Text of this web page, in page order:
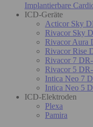
Implantierbare
ICD-Geräte
Acticor Sky
Rivacor Sky
Rivacor
Rivacor Rise
Rivacor 7
Rivacor 5
Intica Neo 7
Intica Neo 5
ICD-Elektroden
Plexa
Pamira